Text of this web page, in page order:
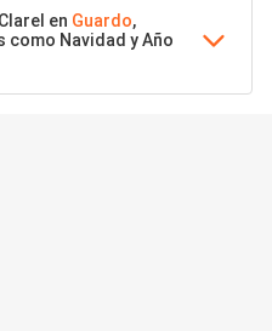
en Guardo,
Navidad y Año